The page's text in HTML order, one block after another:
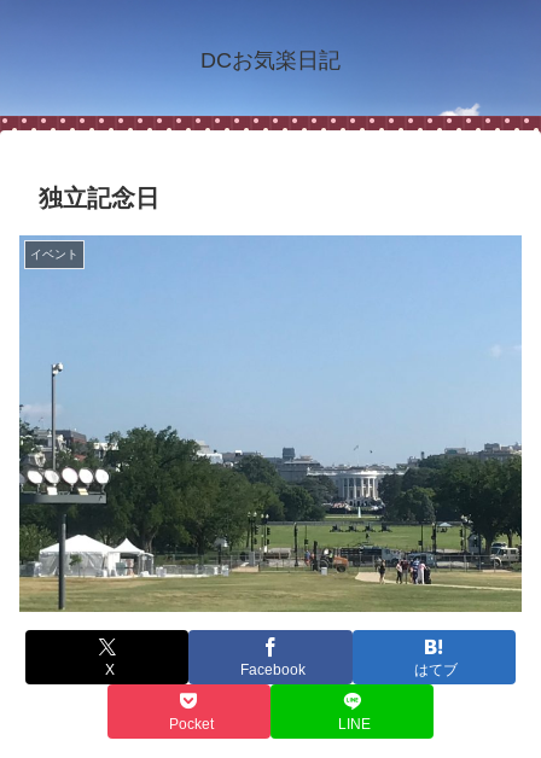
DCお気楽日記
独立記念日
イベント
X Facebook はてブ
Pocket LINE